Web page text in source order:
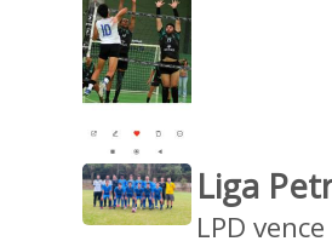
Liga
LPD